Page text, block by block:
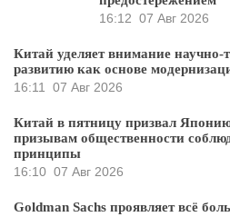
16:12 07 Авг 2026
Китай уделяет внимание научно-
развитию как основе
16:11
07 Авг 2026
Китай в пятницу призвал
призывам общественности
принципы
16:10 07 Авг 2026
Goldman Sachs проявляет всё